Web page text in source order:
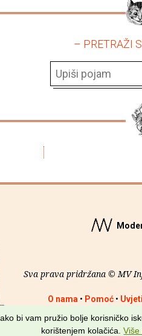
– PRETRAŽI
Sva prava pridržana © MV
O nama • Pomoć•
bi vam pružio bolje korisničko
korištenjem kolačića.Više